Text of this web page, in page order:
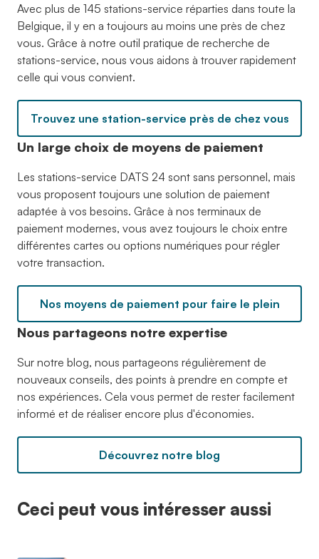
Avec plus de 145 stations-service réparties dans toute la
Belgique, il y en a toujours au moins une près de chez
vous. Grâce à notre outil pratique de recherche de
stations-service, nous vous aidons à trouver rapidement
celle qui vous convient.
Trouvez une station-service près de chez vous
Un large choix de moyens de paiement
Les stations-service DATS 24 sont sans personnel, mais
vous proposent toujours une solution de paiement
adaptée à vos besoins. Grâce à nos terminaux de
paiement modernes, vous avez toujours le choix entre
différentes cartes ou options numériques pour régler
votre transaction.
Nos moyens de paiement pour faire le plein
Nous partageons notre expertise
Sur notre blog, nous partageons régulièrement de
nouveaux conseils, des points à prendre en compte et
nos expériences. Cela vous permet de rester facilement
informé et de réaliser encore plus d'économies.
Découvrez notre blog
Ceci peut vous intéresser aussi